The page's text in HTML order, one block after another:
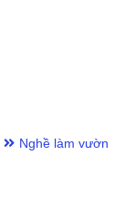
Nghề làm vườn